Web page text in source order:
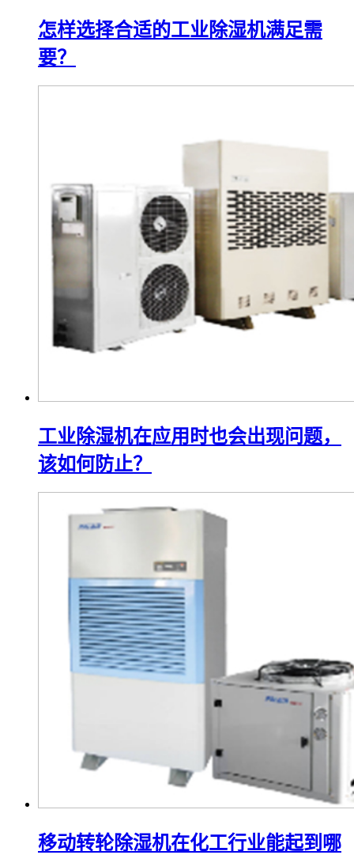
怎样选择合适的工业除湿机满足需
要？
工业除湿机在应用时也会出现问题，
该如何防止？
移动转轮除湿机在化工行业能起到哪